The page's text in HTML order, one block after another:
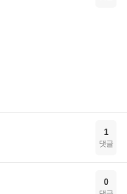
1
댓글
0